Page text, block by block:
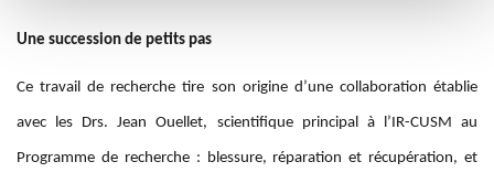
Une succession de petits pas
Ce travail de recherche tire son origine d’une collaboration établie
avec les Drs. Jean Ouellet, scientifique principal à l’IR-CUSM au
Programme de recherche : blessure, réparation et récupération, et